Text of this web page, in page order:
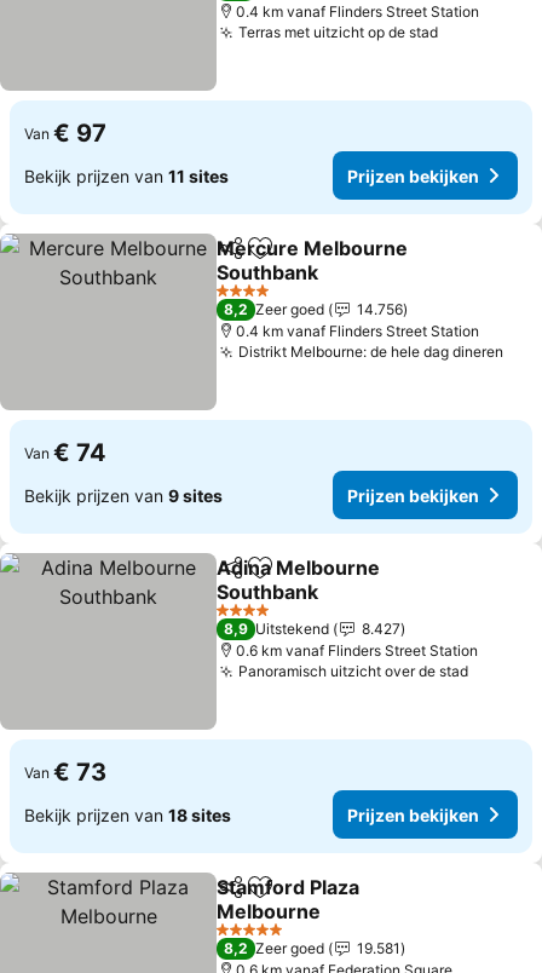
0.4 km vanaf Flinders Street Station
Terras met uitzicht op de stadPrijzen
Van € 97
Bekijk prijzen van 11 sites Prijzen bekijken
DelenToevoegen aan favorieten
Mercure Melbourne
Southbank
Prijzen bekijken
4 Sterren
8,2 Zeer goed
14.756
0.4 km vanaf Flinders Street Station
Distrikt Melbourne: de hele dag dineren
Van € 74
Bekijk prijzen van 9 sites Prijzen bekijken
DelenToevoegen aan favorieten
Adina Melbourne
Southbank
Prijzen bekijken
4 Sterren
8,9 Uitstekend
8.427
0.6 km vanaf Flinders Street Station
Panoramisch uitzicht over de stadPrijzen
Van € 73
Bekijk prijzen van 18 sites Prijzen bekijken
DelenToevoegen aan favorieten
Stamford Plaza
Melbourne
Prijzen bekijken
5 Sterren
8,2 Zeer goed
19.581